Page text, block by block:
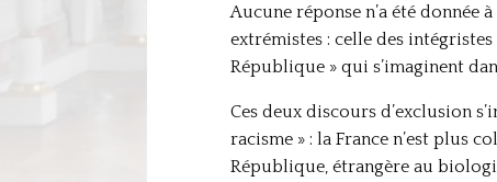
Aucune réponse n’a été
extrémistes : celle des
République » qui s’imaginent
Ces deux discours d’exclusion
racisme » : la France n’est plus
République, étrangère au